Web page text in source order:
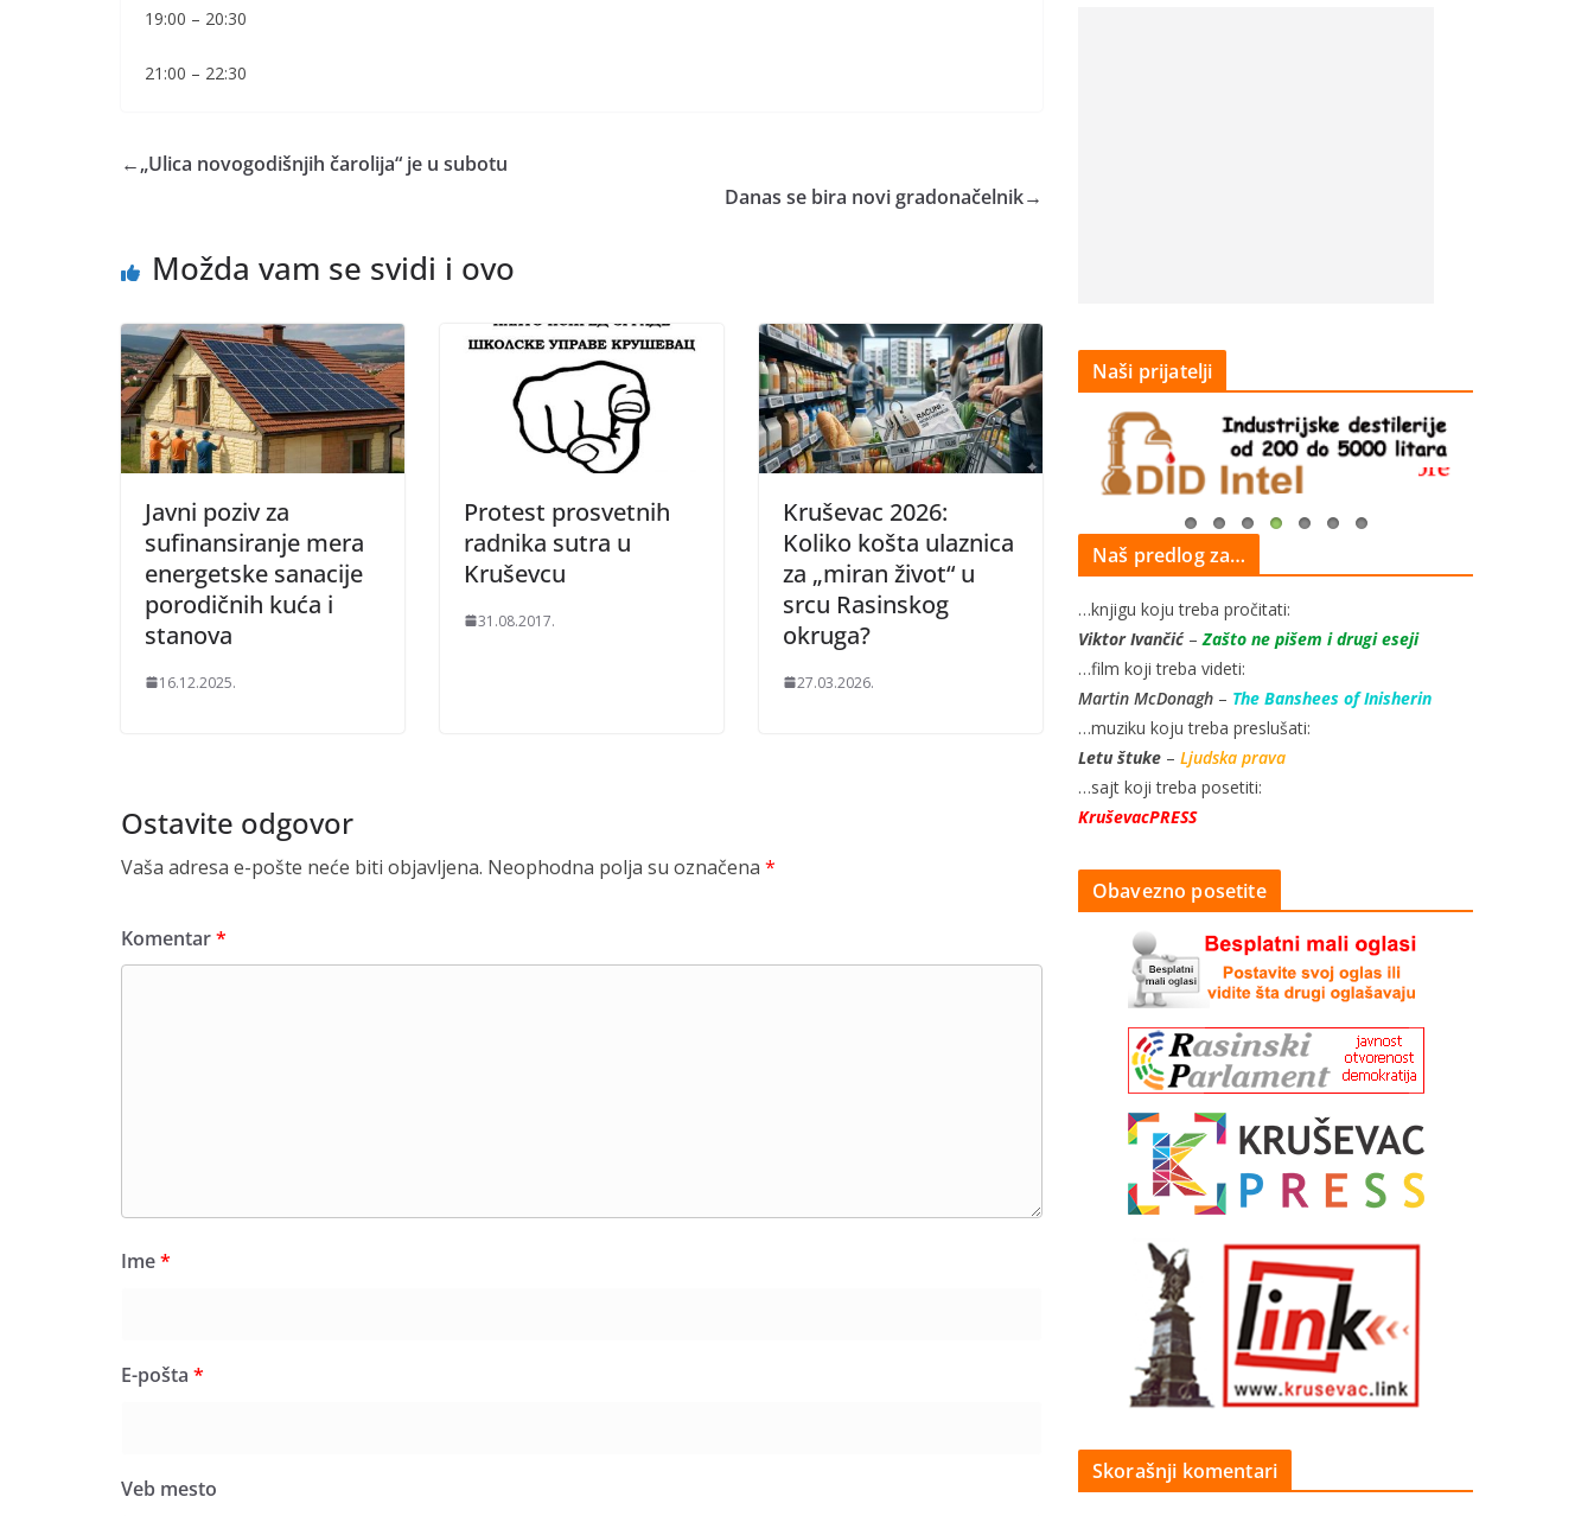
19:00 – 20:30
21:00 – 22:30
←„Ulica novogodišnjih čarolija“ je u subotu
Danas se bira novi gradonačelnik→
Možda vam se svidi i ovo
Javni poziv za
sufinansiranje mera
energetske sanacije
porodičnih kuća i
stanova
16.12.2025.
Protest prosvetnih
radnika sutra u
Kruševcu
31.08.2017.
Kruševac 2026:
Koliko košta ulaznica
za „miran život“ u
srcu Rasinskog
okruga?
27.03.2026.
Ostavite odgovor
Vaša adresa e-pošte neće biti objavljena. Neophodna polja su označena *
Komentar*
Ime*
E-pošta *
Veb mesto
Naši prijatelji
Naš predlog za…
…knjigu koju treba pročitati:
Viktor Ivančić– Zašto ne pišem i drugi eseji
…film koji treba videti:
Martin McDonagh – The Banshees of Inisherin
…muziku koju treba preslušati:
Letu štuke – Ljudska prava
…sajt koji treba posetiti:
KruševacPRESS
Obavezno posetite
Skorašnji komentari